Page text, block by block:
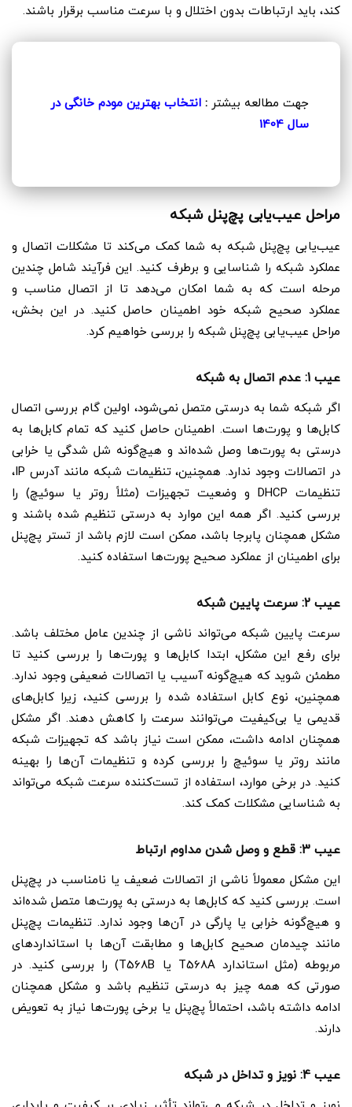
کند، باید ارتباطات بدون اختلال و با سرعت مناسب برقرار باشند.
جهت مطالعه بیشتر : انتخاب بهترین مودم خانگی در
سال 1404
مراحل عیب‌یابی پچ‌پنل شبکه
عیب‌یابی پچ‌پنل شبکه به شما کمک می‌کند تا مشکلات اتصال و
عملکرد شبکه را شناسایی و برطرف کنید. این فرآیند شامل چندین
مرحله است که به شما امکان می‌دهد تا از اتصال مناسب و
عملکرد صحیح شبکه خود اطمینان حاصل کنید. در این بخش،
مراحل عیب‌یابی پچ‌پنل شبکه را بررسی خواهیم کرد.
عیب 1: عدم اتصال به شبکه
اگر شبکه شما به درستی متصل نمی‌شود، اولین گام بررسی اتصال
کابل‌ها و پورت‌ها است. اطمینان حاصل کنید که تمام کابل‌ها به
درستی به پورت‌ها وصل شده‌اند و هیچ‌گونه شل شدگی یا خرابی
در اتصالات وجود ندارد. همچنین، تنظیمات شبکه مانند آدرس IP،
تنظیمات DHCP و وضعیت تجهیزات (مثلاً روتر یا سوئیچ) را
بررسی کنید. اگر همه این موارد به درستی تنظیم شده باشند و
مشکل همچنان پابرجا باشد، ممکن است لازم باشد از تستر پچ‌پنل
برای اطمینان از عملکرد صحیح پورت‌ها استفاده کنید.
عیب 2: سرعت پایین شبکه
سرعت پایین شبکه می‌تواند ناشی از چندین عامل مختلف باشد.
برای رفع این مشکل، ابتدا کابل‌ها و پورت‌ها را بررسی کنید تا
مطمئن شوید که هیچ‌گونه آسیب یا اتصالات ضعیفی وجود ندارد.
همچنین، نوع کابل استفاده شده را بررسی کنید، زیرا کابل‌های
قدیمی یا بی‌کیفیت می‌توانند سرعت را کاهش دهند. اگر مشکل
همچنان ادامه داشت، ممکن است نیاز باشد که تجهیزات شبکه
مانند روتر یا سوئیچ را بررسی کرده و تنظیمات آن‌ها را بهینه
کنید. در برخی موارد، استفاده از تست‌کننده سرعت شبکه می‌تواند
به شناسایی مشکلات کمک کند.
عیب 3: قطع و وصل شدن مداوم ارتباط
این مشکل معمولاً ناشی از اتصالات ضعیف یا نامناسب در پچ‌پنل
است. بررسی کنید که کابل‌ها به درستی به پورت‌ها متصل شده‌اند
و هیچ‌گونه خرابی یا پارگی در آن‌ها وجود ندارد. تنظیمات پچ‌پنل
مانند چیدمان صحیح کابل‌ها و مطابقت آن‌ها با استانداردهای
مربوطه (مثل استاندارد T568A یا T568B) را بررسی کنید. در
صورتی که همه چیز به درستی تنظیم باشد و مشکل همچنان
ادامه داشته باشد، احتمالاً پچ‌پنل یا برخی پورت‌ها نیاز به تعویض
دارند.
عیب 4: نویز و تداخل در شبکه